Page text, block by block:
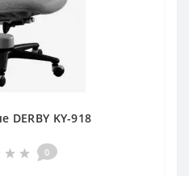
DERBY KY-918
0